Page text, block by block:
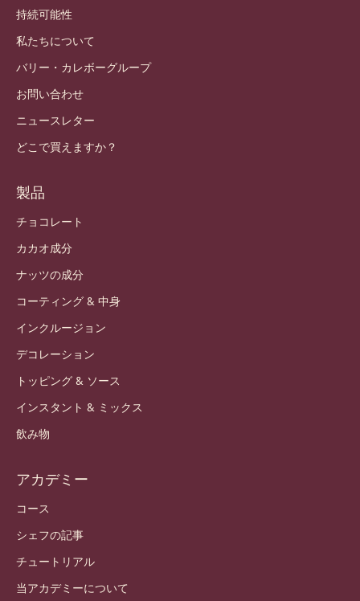
持続可能性
私たちについて
バリー・カレボーグループ
お問い合わせ
ニュースレター
どこで買えますか？
製品
チョコレート
カカオ成分
ナッツの成分
コーティング & 中身
インクルージョン
デコレーション
トッピング & ソース
インスタント & ミックス
飲み物
アカデミー
コース
シェフの記事
チュートリアル
当アカデミーについて